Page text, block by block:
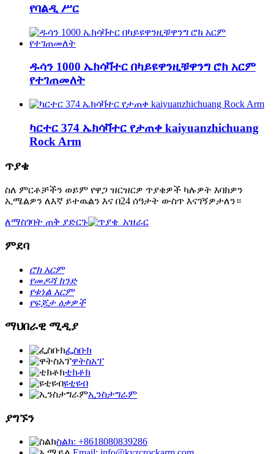
የባልዲ ሥር
ዱሳን 1000 ኤክሳቫተር በካይዩዋንዚቹዋንግ ሮክ አርም
የተገጠመለት
ካርተር 374 ኤክሳቫተር የታጠቀ kaiyuanzhichuang
Rock Arm
ጥያቄ
ስለ ምርቶቻችን ወይም የዋጋ ዝርዝርዎ ጥያቄዎች ካሉዎት እባክዎን
ኢሜልዎን ለእኛ ይተዉልን እና በ24 ሰዓታት ውስጥ እናገኝዎታለን።
ለማስገባት ጠቅ ያድርጉ
ምደባ
ሮክ አርም
የመዶሻ ክንድ
የቱነል አርም
የፍጆታ ዕቃዎች
ማህበራዊ ሚዲያ
ፌስቡክ
ዋትስአፕ
ቲክቶክ
ዩቲዩብ
ኢንስታግራም
ያግኙን
ስልክ: +8618080839286